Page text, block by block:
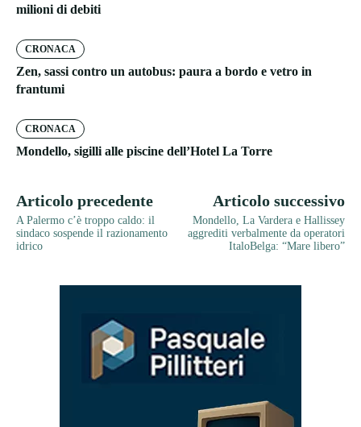
milioni di debiti
CRONACA
Zen, sassi contro un autobus: paura a bordo e vetro in
frantumi
CRONACA
Mondello, sigilli alle piscine dell’Hotel La Torre
Articolo precedente
A Palermo c’è troppo caldo: il
sindaco sospende il razionamento
idrico
Articolo successivo
Mondello, La Vardera e Hallissey
aggrediti verbalmente da operatori
ItaloBelga: “Mare libero”